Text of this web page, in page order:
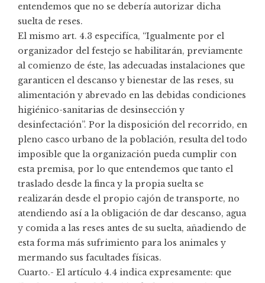
entendemos que no se debería autorizar dicha
suelta de reses.
El mismo art. 4.3 especifíca, “Igualmente por el
organizador del festejo se habilitarán, previamente
al comienzo de éste, las adecuadas instalaciones que
garanticen el descanso y bienestar de las reses, su
alimentación y abrevado en las debidas condiciones
higiénico-sanitarias de desinsección y
desinfectación”. Por la disposición del recorrido, en
pleno casco urbano de la población, resulta del todo
imposible que la organización pueda cumplir con
esta premisa, por lo que entendemos que tanto el
traslado desde la finca y la propia suelta se
realizarán desde el propio cajón de transporte, no
atendiendo así a la obligación de dar descanso, agua
y comida a las reses antes de su suelta, añadiendo de
esta forma más sufrimiento para los animales y
mermando sus facultades físicas.
Cuarto.- El artículo 4.4 indica expresamente: que